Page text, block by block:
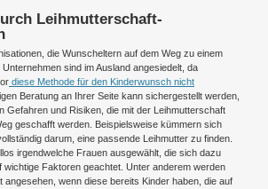
Leihmutterschaft-
die Wunscheltern auf dem Weg zu einem
Unternehmen sind im Ausland angesiedelt, da
diese Methode für den Kinderwunsch nicht
Beratung an Ihrer Seite kann sichergestellt werden,
Gefahren und Risiken, die mit der Leihmutterschaft
geschafft werden. Beispielsweise kümmern sich
darum, eine passende Leihmutter zu finden.
irgendwelche Frauen ausgewählt, die sich dazu
wichtige Faktoren geachtet. Unter anderem werden
angesehen, wenn diese bereits Kinder haben, die auf